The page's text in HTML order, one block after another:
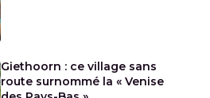
Giethoorn : ce village sans
route surnommé la « Venise